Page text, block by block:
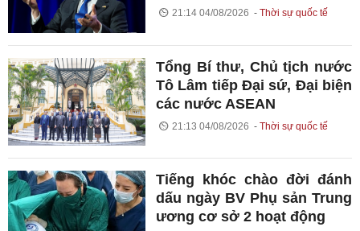
21:14 04/08/2026 Thời sự quốc tế
Tổng Bí thư, Chủ tịch nước
Tô Lâm tiếp Đại sứ, Đại biện
các nước ASEAN
21:13 04/08/2026 Thời sự quốc tế
Tiếng khóc chào đời đánh
dấu ngày BV Phụ sản Trung
ương cơ sở 2 hoạt động